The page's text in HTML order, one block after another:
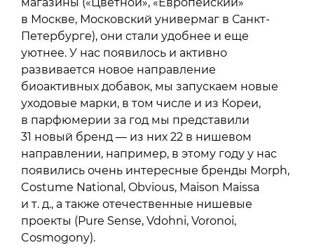
в Москве, Московский универмаг в Санкт-
Петербурге), они стали удобнее и еще
уютнее. У нас появилось и активно
развивается новое направление
биоактивных добавок, мы запускаем новые
уходовые марки, в том числе и из Кореи,
в парфюмерии за год мы представили
31 новый бренд — из них 22 в нишевом
направлении, например, в этому году у нас
появились очень интересные бренды Morph,
Costume National, Obvious, Maison Maissa
и т. д., а также отечественные нишевые
проекты (Pure Sense, Vdohni, Voronoi,
Cosmogony).